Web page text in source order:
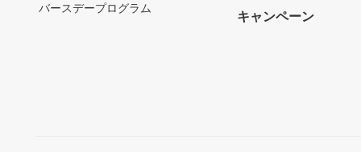
バースデープログラム
キャンペーン